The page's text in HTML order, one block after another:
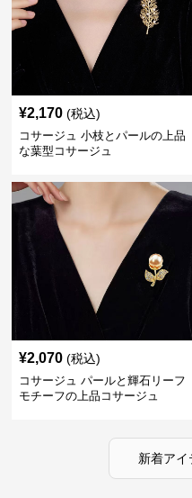
¥2,170 (税込)
コサージュ 小枝とパールの上品
な葉型コサージュ
¥2,070 (税込)
コサージュ パールと輝石リーフ
モチーフの上品コサージュ
新着ア